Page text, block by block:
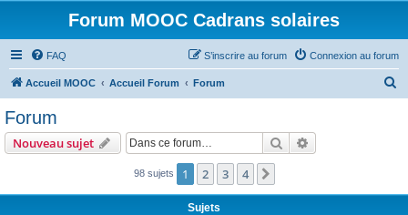
Forum MOOC Cadrans solaires
FAQ Connexion au forum
S’inscrire au forum
Accueil MOOC Accueil Forum Forum
Forum
Nouveau sujet Rechercher
98 sujets 1 2 3 4
Sujets